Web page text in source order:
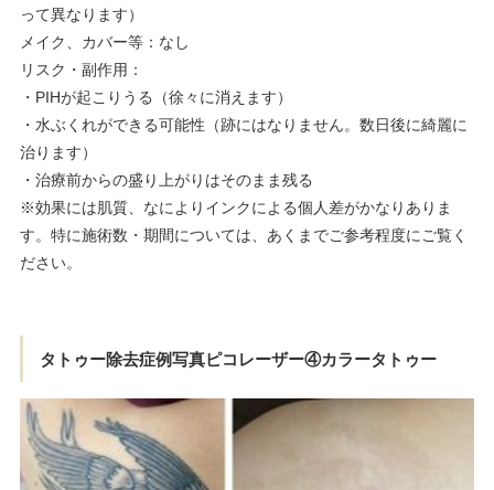
って異なります）
メイク、カバー等：なし
リスク・副作用：
・PIHが起こりうる（徐々に消えます）
・水ぶくれができる可能性（跡にはなりません。数日後に綺麗に
治ります）
・治療前からの盛り上がりはそのまま残る
※効果には肌質、なによりインクによる個人差がかなりありま
す。特に施術数・期間については、あくまでご参考程度にご覧く
ださい。
タトゥー除去症例写真ピコレーザー④カラータトゥー